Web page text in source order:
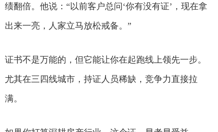
绩翻倍。他说：“以前客户总问‘你有没有证’，现在拿
出来一亮，人家立马放松戒备。”
证书不是万能的，但它能让你在起跑线上领先一步。
尤其在三四线城市，持证人员稀缺，竞争力直接拉
满。